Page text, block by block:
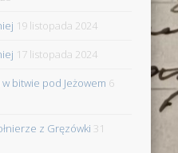
19 listopada 2024
17 listopada 2024
bitwie pod Jeżowem 6
z Gręzówki 31